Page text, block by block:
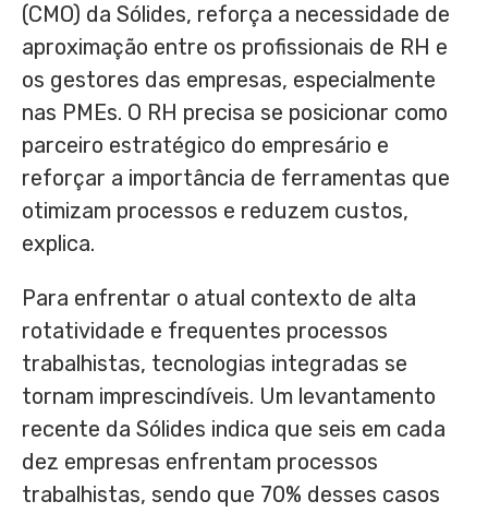
(CMO) da Sólides, reforça a necessidade de
aproximação entre os profissionais de RH e
os gestores das empresas, especialmente
nas PMEs. O RH precisa se posicionar como
parceiro estratégico do empresário e
reforçar a importância de ferramentas que
otimizam processos e reduzem custos,
explica.
Para enfrentar o atual contexto de alta
rotatividade e frequentes processos
trabalhistas, tecnologias integradas se
tornam imprescindíveis. Um levantamento
recente da Sólides indica que seis em cada
dez empresas enfrentam processos
trabalhistas, sendo que 70% desses casos